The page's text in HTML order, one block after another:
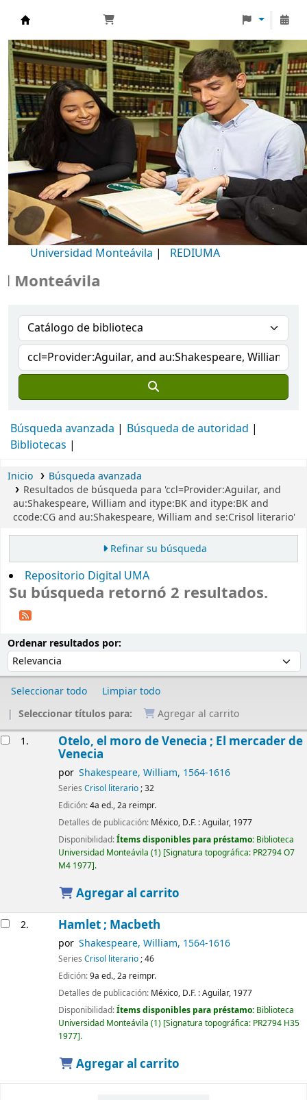
Biblioteca Universidad Monteávila
Universidad Monteávila | REDIUMA
Búsqueda avanzada
Búsqueda de autoridad
Bibliotecas
Inicio
Búsqueda avanzada
Resultados de búsqueda para 'ccl=Provider:Aguilar, and
au:Shakespeare, William and itype:BK and itype:BK and
ccode:CG and au:Shakespeare, William and se:Crisol literario'
Refinar su búsqueda
Repositorio Digital UMA
Su búsqueda retornó 2 resultados.
Ordenar resultados por:
Seleccionar todo
Limpiar todo
Seleccionar títulos para:
Agregar al carrito
1. Otelo, el moro de Venecia ; El mercader de
Venecia
por Shakespeare, William, 1564-1616
Series Crisol literario; 32
Edición:4a ed., 2a reimpr.
Detalles de publicación: México, D.F. :Aguilar, 1977
Disponibilidad:Ítems disponibles para préstamo: Biblioteca
Universidad Monteávila (1) Signatura topográfica: PR2794 O7
M4 1977 .
Agregar al carrito
2. Hamlet ; Macbeth
por Shakespeare, William, 1564-1616
Series Crisol literario; 46
Edición:9a ed., 2a reimpr.
Detalles de publicación: México, D.F. :Aguilar, 1977
Disponibilidad:Ítems disponibles para préstamo: Biblioteca
Universidad Monteávila (1) Signatura topográfica: PR2794 H35
1977 .
Agregar al carrito